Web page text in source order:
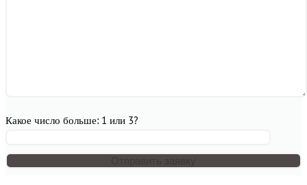
Какое число больше: 1 или 3?